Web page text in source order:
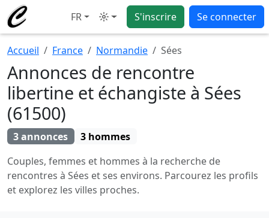
FR Mode S'inscrire Se connecter
Accueil France Normandie Sées
Annonces de rencontre
libertine et échangiste à Sées
(61500)
3 annonces
3 hommes
Couples, femmes et hommes à la recherche de
rencontres à Sées et ses environs. Parcourez les profils
et explorez les villes proches.